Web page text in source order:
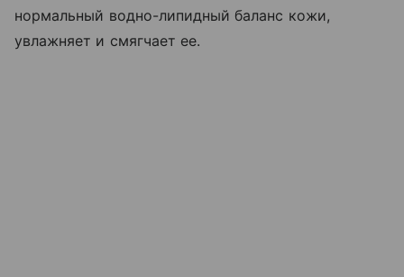
нормальный водно-липидный баланс кожи,
увлажняет и смягчает ее.